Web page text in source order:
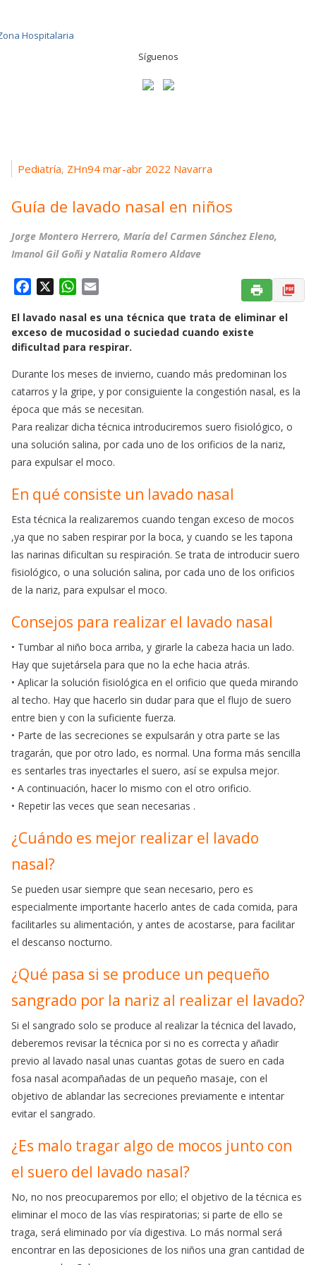
Síguenos
Pediatría, ZHn94 mar-abr 2022 Navarra
Guía de lavado nasal en niños
Jorge Montero Herrero, María del Carmen Sánchez Eleno,
Imanol Gil Goñi y Natalia Romero Aldave
c
e
b
o
o
k
W
a
t
s
A
p
p
a
i
l
El lavado nasal es una técnica que trata de eliminar el
exceso de mucosidad o suciedad cuando existe
dificultad para respirar.
Durante los meses de invierno, cuando más predominan los
catarros y la gripe, y por consiguiente la congestión nasal, es la
época que más se necesitan.
Para realizar dicha técnica introduciremos suero fisiológico, o
una solución salina, por cada uno de los orificios de la nariz,
para expulsar el moco.
En qué consiste un lavado nasal
Esta técnica la realizaremos cuando tengan exceso de mocos
,ya que no saben respirar por la boca, y cuando se les tapona
las narinas dificultan su respiración. Se trata de introducir suero
fisiológico, o una solución salina, por cada uno de los orificios
de la nariz, para expulsar el moco.
Consejos para realizar el lavado nasal
• Tumbar al niño boca arriba, y girarle la cabeza hacia un lado.
Hay que sujetársela para que no la eche hacia atrás.
• Aplicar la solución fisiológica en el orificio que queda mirando
al techo. Hay que hacerlo sin dudar para que el flujo de suero
entre bien y con la suficiente fuerza.
• Parte de las secreciones se expulsarán y otra parte se las
tragarán, que por otro lado, es normal. Una forma más sencilla
es sentarles tras inyectarles el suero, así se expulsa mejor.
• A continuación, hacer lo mismo con el otro orificio.
• Repetir las veces que sean necesarias .
¿Cuándo es mejor realizar el lavado
nasal?
Se pueden usar siempre que sean necesario, pero es
especialmente importante hacerlo antes de cada comida, para
facilitarles su alimentación, y antes de acostarse, para facilitar
el descanso nocturno.
¿Qué pasa si se produce un pequeño
sangrado por la nariz al realizar el lavado?
Si el sangrado solo se produce al realizar la técnica del lavado,
deberemos revisar la técnica por si no es correcta y añadir
previo al lavado nasal unas cuantas gotas de suero en cada
fosa nasal acompañadas de un pequeño masaje, con el
objetivo de ablandar las secreciones previamente e intentar
evitar el sangrado.
¿Es malo tragar algo de mocos junto con
el suero del lavado nasal?
No, no nos preocuparemos por ello; el objetivo de la técnica es
eliminar el moco de las vías respiratorias; si parte de ello se
traga, será eliminado por vía digestiva. Lo más normal será
encontrar en las deposiciones de los niños una gran cantidad de